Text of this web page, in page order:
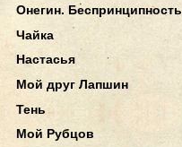
Онегин. Беспринципность
Чайка
Настасья
Мой друг Лапшин
Тень
Мой Рубцов